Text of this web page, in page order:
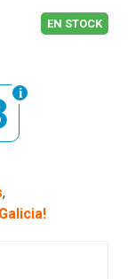
EN STOCK
,